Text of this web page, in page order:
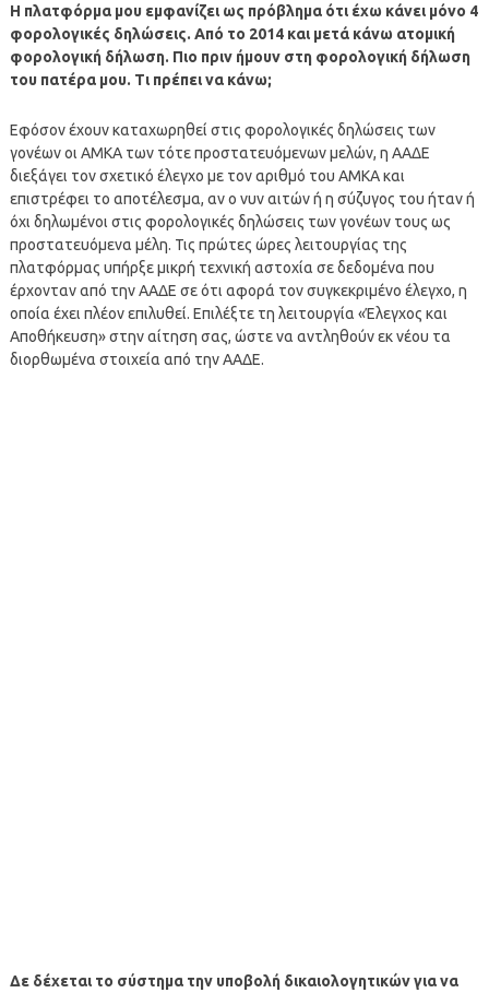
Η πλατφόρμα μου εμφανίζει ως πρόβλημα ότι έχω κάνει μόνο 4
φορολογικές δηλώσεις. Από το 2014 και μετά κάνω ατομική
φορολογική δήλωση. Πιο πριν ήμουν στη φορολογική δήλωση
του πατέρα μου. Τι πρέπει να κάνω;
Εφόσον έχουν καταχωρηθεί στις φορολογικές δηλώσεις των
γονέων οι ΑΜΚΑ των τότε προστατευόμενων μελών, η ΑΑΔΕ
διεξάγει τον σχετικό έλεγχο με τον αριθμό του ΑΜΚΑ και
επιστρέφει το αποτέλεσμα, αν ο νυν αιτών ή η σύζυγος του ήταν ή
όχι δηλωμένοι στις φορολογικές δηλώσεις των γονέων τους ως
προστατευόμενα μέλη. Τις πρώτες ώρες λειτουργίας της
πλατφόρμας υπήρξε μικρή τεχνική αστοχία σε δεδομένα που
έρχονταν από την ΑΑΔΕ σε ότι αφορά τον συγκεκριμένο έλεγχο, η
οποία έχει πλέον επιλυθεί. Επιλέξτε τη λειτουργία «Έλεγχος και
Αποθήκευση» στην αίτηση σας, ώστε να αντληθούν εκ νέου τα
διορθωμένα στοιχεία από την ΑΑΔΕ.
Δε δέχεται το σύστημα την υποβολή δικαιολογητικών για να